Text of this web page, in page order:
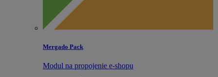
Mergado Pack
Modul na propojenie e‑shopu